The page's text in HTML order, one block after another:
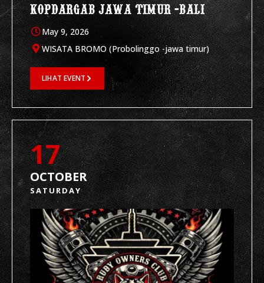
KOPDARGAB JAWA TIMUR -BALI
May 9, 2026
WISATA BROMO (Probolinggo -jawa timur)
LIHAT EVENT
17
OCTOBER
SATURDAY